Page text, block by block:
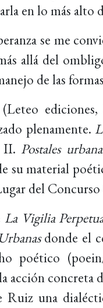
en lo más
se me
allá del
de las
ediciones,
plenamente.
II.Postales
su material
del
La Vigilia
donde el
poético
acción concreta
Ruiz una